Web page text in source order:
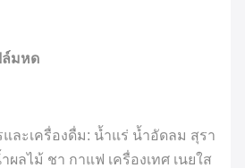
ล์มหด
ละเครื่องดื่ม: น้ำแร่ น้ำอัดลม สุรา
ผลไม้ ชา กาแฟ เครื่องเทศ เนยใส